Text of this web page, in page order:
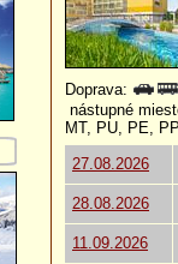
Doprava:
nástupné
MT, PU, PE,
27.08.2026
28.08.2026
11.09.2026